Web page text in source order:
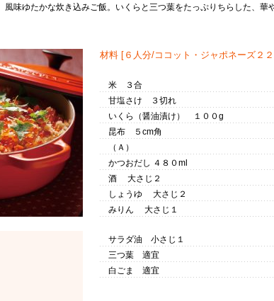
風味ゆたかな炊き込みご飯。いくらと三つ葉をたっぷりちらした、華
材料 [６人分/ココット・ジャポネーズ２
米 ３合
甘塩さけ ３切れ
いくら（醤油漬け） １００g
昆布 ５cm角
（Ａ）
かつおだし ４８０ml
酒 大さじ２
しょうゆ 大さじ２
みりん 大さじ１
サラダ油 小さじ１
三つ葉 適宜
白ごま 適宜